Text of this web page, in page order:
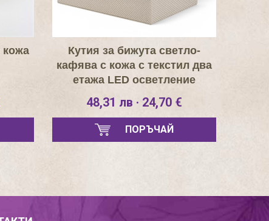
кожа
Кутия за бижута светло-
кафява с кожа с текстил два
етажа LED осветление
48,31 лв · 24,70 €
ПОРЪЧАЙ